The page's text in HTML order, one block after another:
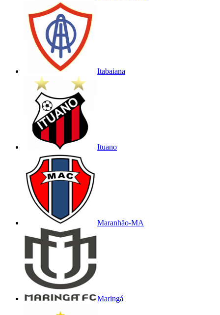
Itabaiana
Ituano
Maranhão-MA
Maringá